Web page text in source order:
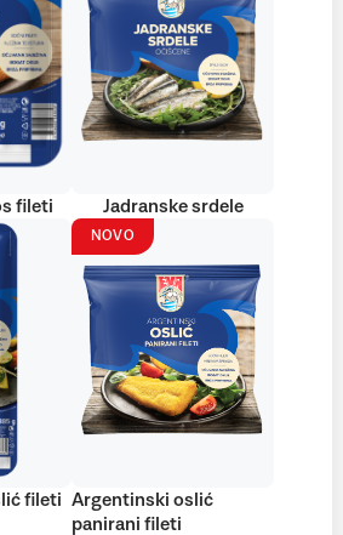
fileti Jadranske srdele
fileti
NOVO
Argentinski oslić
panirani fileti